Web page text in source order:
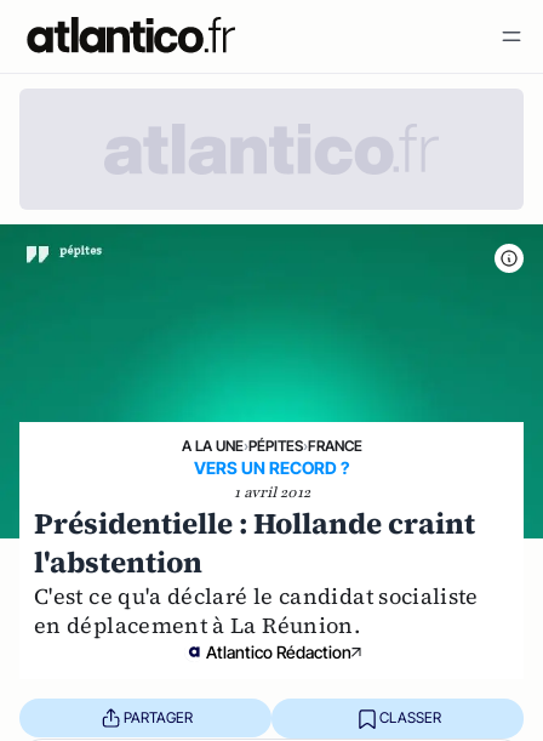
A LA UNE›PÉPITES›FRANCE
VERS UN RECORD ?
1 avril 2012
Présidentielle : Hollande craint
l'abstention
C'est ce qu'a déclaré le candidat socialiste
en déplacement à La Réunion.
Atlantico Rédaction
PARTAGER CLASSER